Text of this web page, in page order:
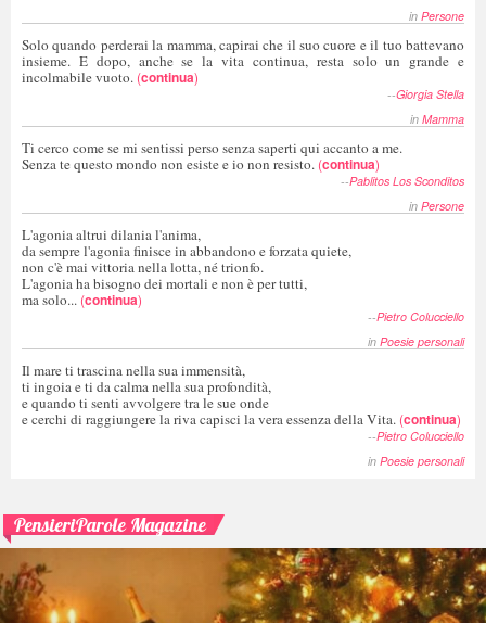
in Persone
Solo quando perderai la mamma, capirai che il suo cuore e il tuo battevano
insieme. E dopo, anche se la vita continua, resta solo un grande e
incolmabile vuoto. (continua)
--Giorgia Stella
in Mamma
Ti cerco come se mi sentissi perso senza saperti qui accanto a me.
Senza te questo mondo non esiste e io non resisto. (continua)
--Pablitos Los Sconditos
in Persone
L'agonia altrui dilania l'anima,
da sempre l'agonia finisce in abbandono e forzata quiete,
non c'è mai vittoria nella lotta, né trionfo.
L'agonia ha bisogno dei mortali e non è per tutti,
ma solo... (continua)
--Pietro Colucciello
in Poesie personali
Il mare ti trascina nella sua immensità,
ti ingoia e ti da calma nella sua profondità,
e quando ti senti avvolgere tra le sue onde
e cerchi di raggiungere la riva capisci la vera essenza della Vita. (continua)
--Pietro Colucciello
in Poesie personali
PensieriParole Magazine